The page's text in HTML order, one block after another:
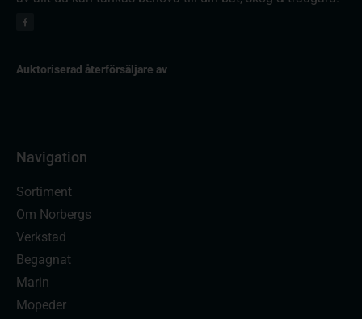
Auktoriserad återförsäljare av
Navigation
Sortiment
Om Norbergs
Verkstad
Begagnat
Marin
Mopeder